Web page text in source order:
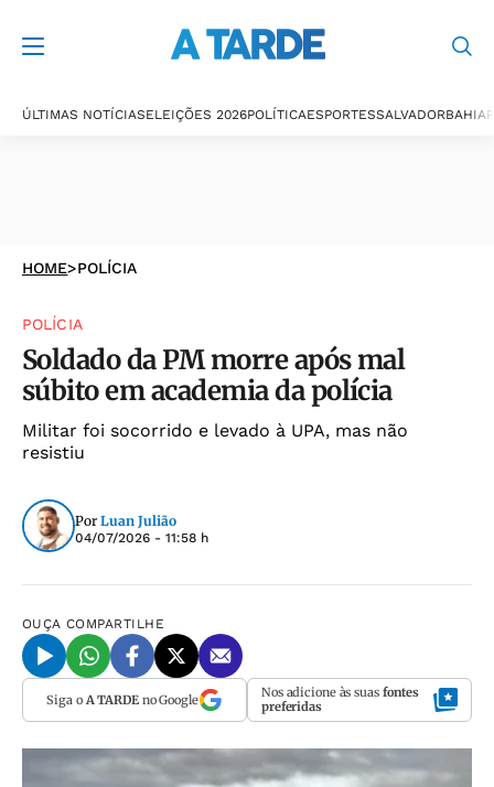
ÚLTIMAS NOTÍCIASELEIÇÕES 2026POLÍTICAESPORTESSALVADORBAHIA
HOME>POLÍCIA
POLÍCIA
Soldado da PM morre após mal
súbito em academia da polícia
Militar foi socorrido e levado à UPA, mas não
resistiu
Por Luan Julião
04/07/2026 - 11:58 h
OUÇA COMPARTILHE
Siga o A TARDEno Google Nos adicione às suas fontes
preferidas